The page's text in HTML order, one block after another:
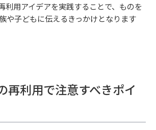
利用アイデアを実践することで、ものを
や子どもに伝えるきっかけとなります
再利用で注意すべきポイ